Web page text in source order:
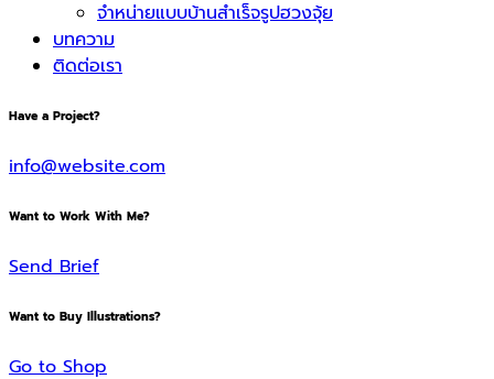
จำหน่ายแบบบ้านสำเร็จรูปฮวงจุ้ย
บทความ
ติดต่อเรา
Have a Project?
info@website.com
Want to Work With Me?
Send Brief
Want to Buy Illustrations?
Go to Shop